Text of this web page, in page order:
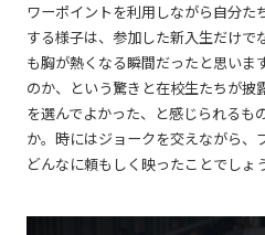
ワーポイントを利用しながら自分た
する様子は、参加した新入生だけで
も胸が熱くなる瞬間だったと思いま
のか、という驚きと在校生たちが披
を選んでよかった、と感じられるも
か。時にはジョークを交えながら、
どんなに頼もしく映ったことでしょう